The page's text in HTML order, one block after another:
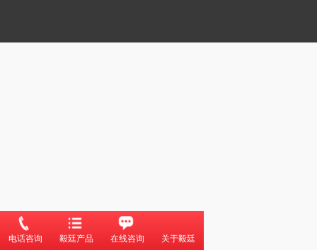
电话咨询 毅廷产品 在线咨询 关于毅廷